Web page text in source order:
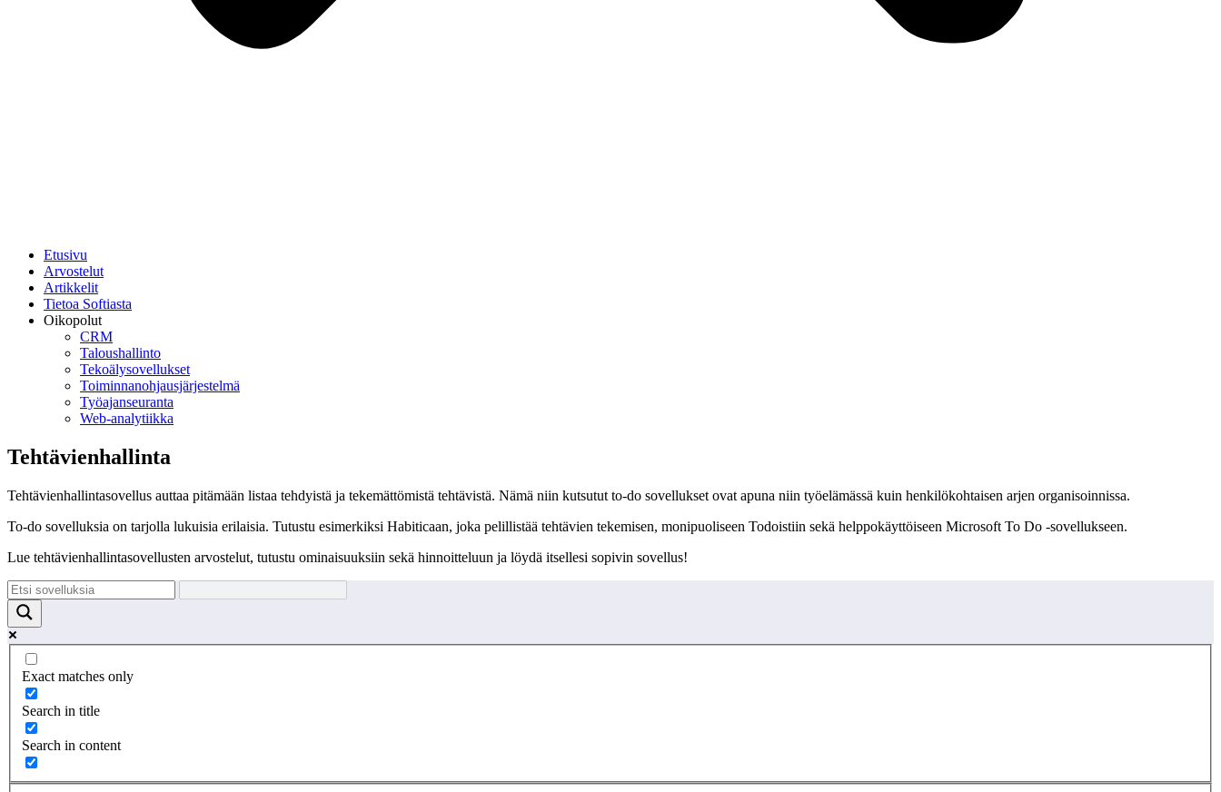
Etusivu
Arvostelut
Artikkelit
Tietoa Softiasta
Oikopolut
CRM
Taloushallinto
Tekoälysovellukset
Toiminnan­ohjausjärjestelmä
Työajanseuranta
Web-analytiikka
Tehtävienhallinta
Tehtävienhallintasovellus auttaa pitämään listaa tehdyistä ja tekemättömistä tehtävistä. Nämä niin kutsutut to-do sovellukset ovat apuna niin työelämässä kuin henkilökohtaisen arjen organisoinnissa.
To-do sovelluksia on tarjolla lukuisia erilaisia. Tutustu esimerkiksi Habiticaan, joka pelillistää tehtävien tekemisen, monipuoliseen Todoistiin sekä helppokäyttöiseen Microsoft To Do -sovellukseen.
Lue tehtävienhallintasovellusten arvostelut, tutustu ominaisuuksiin sekä hinnoitteluun ja löydä itsellesi sopivin sovellus!
Exact matches only
Search in title
Search in content